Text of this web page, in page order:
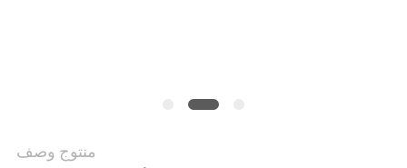
منتوج وصف